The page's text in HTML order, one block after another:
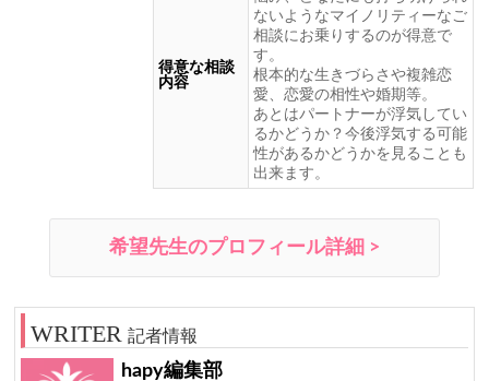
得意な相談
内容
ないようなマイノリティーなご
相談にお乗りするのが得意で
す。
根本的な生きづらさや複雑恋
愛、恋愛の相性や婚期等。
あとはパートナーが浮気してい
るかどうか？今後浮気する可能
性があるかどうかを見ることも
出来ます。
希望先生のプロフィール詳細 >
記者情報
hapy編集部